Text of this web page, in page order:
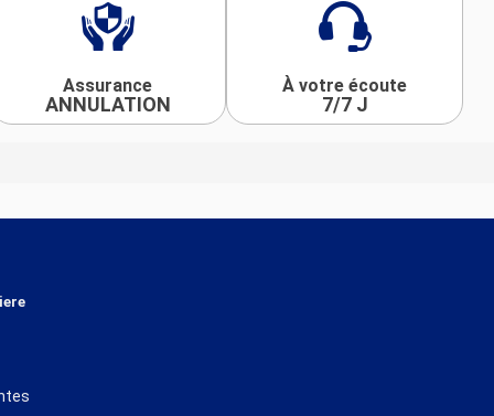
Assurance
ANNULATION
À votre écoute
7/7 J